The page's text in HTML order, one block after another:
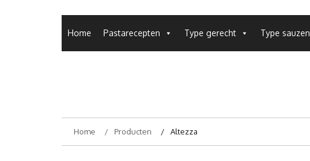
Pastamammamia
Home Pastarecepten Type gerecht Type sauzen
Home Producten Altezza